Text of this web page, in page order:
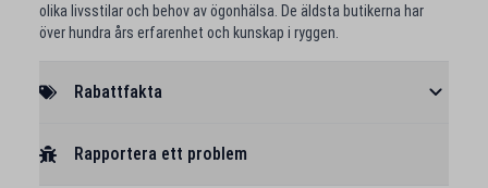
olika livsstilar och behov av ögonhälsa. De äldsta butikerna har
över hundra års erfarenhet och kunskap i ryggen.
Rabattfakta
Rapportera ett problem